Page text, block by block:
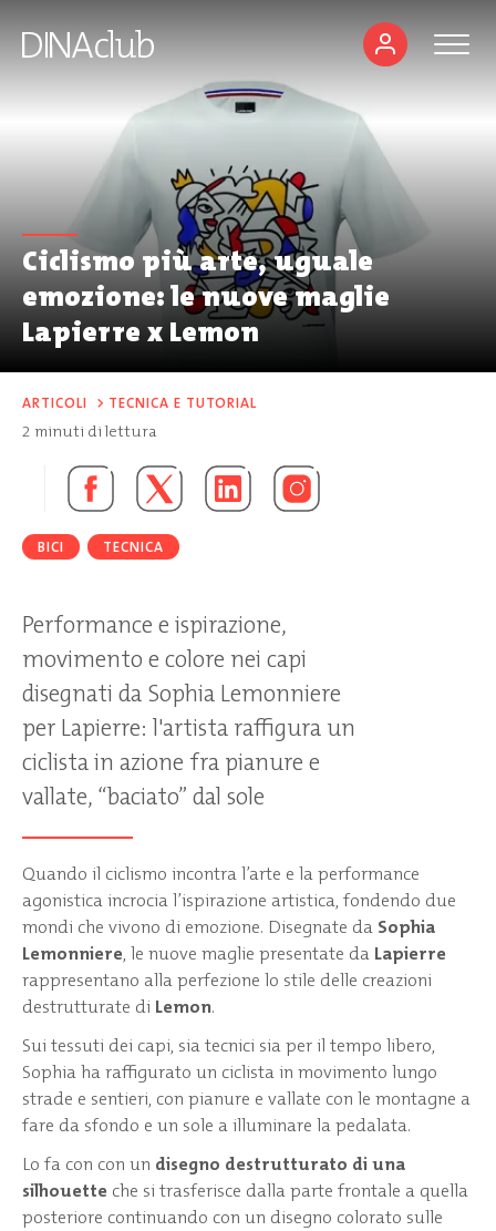
Ciclismo più arte, uguale
emozione: le nuove maglie
Lapierre x Lemon
ARTICOLI > TECNICA E TUTORIAL
2 minuti di lettura
BICI TECNICA
Performance e ispirazione,
movimento e colore nei capi
disegnati da Sophia Lemonniere
per Lapierre: l'artista raffigura un
ciclista in azione fra pianure e
vallate, “baciato” dal sole
Quando il ciclismo incontra l’arte e la performance
agonistica incrocia l’ispirazione artistica, fondendo due
mondi che vivono di emozione. Disegnate da Sophia
Lemonniere, le nuove maglie presentate da Lapierre
rappresentano alla perfezione lo stile delle creazioni
destrutturate di Lemon.
Sui tessuti dei capi, sia tecnici sia per il tempo libero,
Sophia ha raffigurato un ciclista in movimento lungo
strade e sentieri, con pianure e vallate con le montagne a
fare da sfondo e un sole a illuminare la pedalata.
Lo fa con con un disegno destrutturato di una
silhouette che si trasferisce dalla parte frontale a quella
posteriore continuando con un disegno colorato sulle